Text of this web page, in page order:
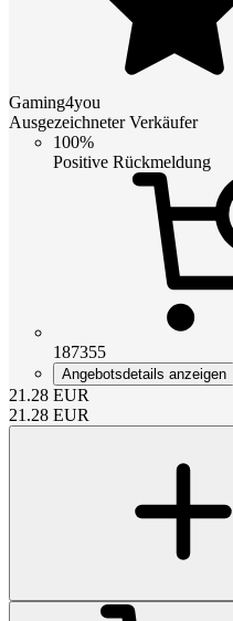
Gaming4you
Ausgezeichneter Verkäufer
100%
Positive Rückmeldung
187355
Angebotsdetails anzeigen
21.28 EUR
21.28 EUR